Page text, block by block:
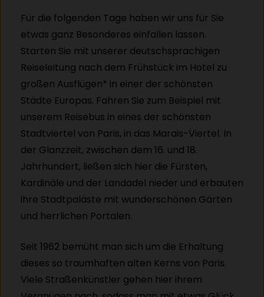
Für die folgenden Tage haben wir uns für Sie
etwas ganz Besonderes einfallen lassen.
Starten Sie mit unserer deutschsprachigen
Reiseleitung nach dem Frühstück im Hotel zu
großen Ausflügen* in einer der schönsten
Städte Europas. Fahren Sie zum Beispiel mit
unserem Reisebus in eines der schönsten
Stadtviertel von Paris, in das Marais-Viertel. In
der Glanzzeit, zwischen dem 16. und 18.
Jahrhundert, ließen sich hier die Fürsten,
Kardinäle und der Landadel nieder und erbauten
ihre Stadtpaläste mit wunderschönen Gärten
und herrlichen Portalen.
Seit 1962 bemüht man sich um die Erhaltung
dieses so traumhaften alten Kerns von Paris.
Viele Straßenkünstler gehen hier ihrem